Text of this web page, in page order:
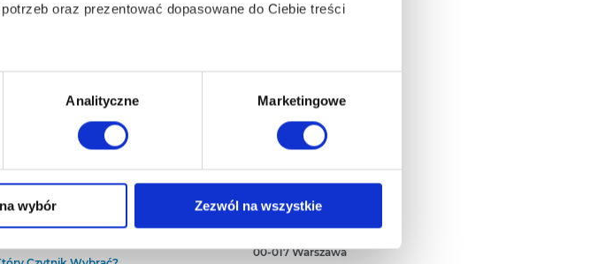
oraz prezentować dopasowane do Ciebie treści
działania serwisu - są także takie, które wymagają
naszym Użytkownikiem.
Analityczne Marketingowe
wybór Zezwól na wszystkie
Baza wiedzy
Empik S.A
00-017 Warszawa